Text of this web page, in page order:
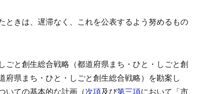
きは、遅滞なく、これを公表するよう努めるもの
と創生総合戦略（都道府県まち・ひと・しごと創
県まち・ひと・しごと創生総合戦略）を勘案し
いての基本的な計画（次項及び第三項において「市